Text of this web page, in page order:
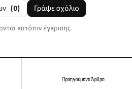
(0) Γράψε σχόλιο
κατόπιν έγκρισης.
Προηγούμενο Άρθρο